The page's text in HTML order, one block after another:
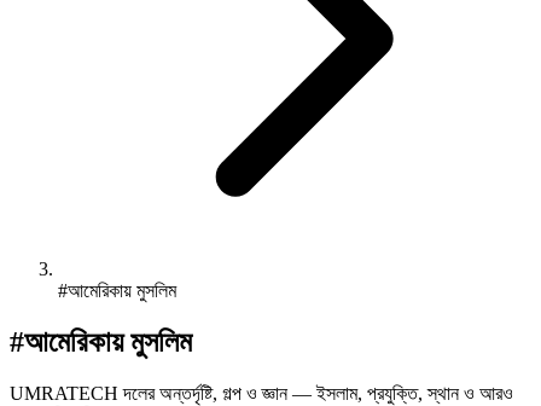
#আমেরিকায় মুসলিম
#আমেরিকায় মুসলিম
UMRATECH দলের অন্তর্দৃষ্টি, গল্প ও জ্ঞান — ইসলাম, প্রযুক্তি, স্থান ও আরও